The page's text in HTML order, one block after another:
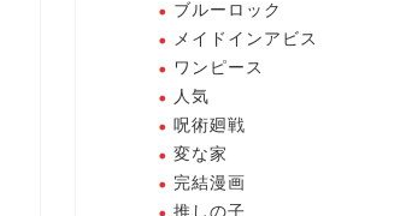
ブルーロック
メイドインアビス
ワンピース
人気
呪術廻戦
変な家
完結漫画
推しの子